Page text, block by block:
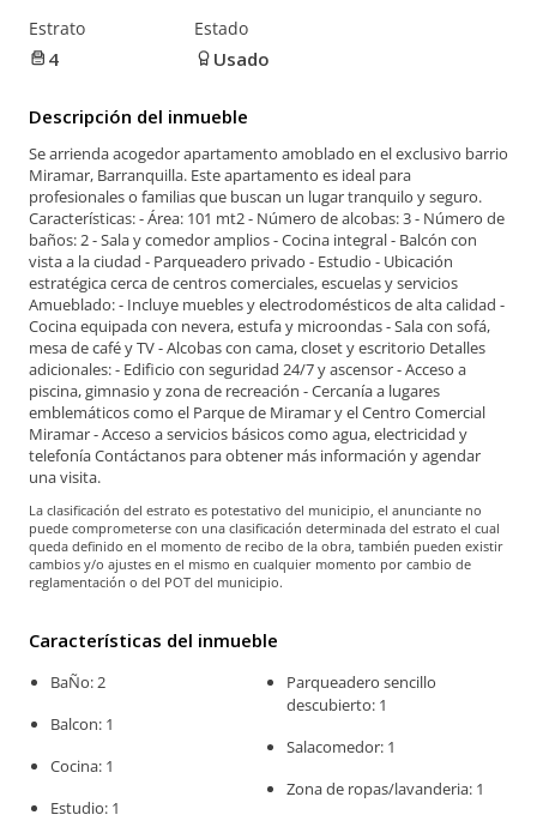
Estrato
4
Estado
Usado
Descripción del inmueble
Se arrienda acogedor apartamento amoblado en el exclusivo barrio
Miramar, Barranquilla. Este apartamento es ideal para
profesionales o familias que buscan un lugar tranquilo y seguro.
Características: - Área: 101 mt2 - Número de alcobas: 3 - Número de
baños: 2 - Sala y comedor amplios - Cocina integral - Balcón con
vista a la ciudad - Parqueadero privado - Estudio - Ubicación
estratégica cerca de centros comerciales, escuelas y servicios
Amueblado: - Incluye muebles y electrodomésticos de alta calidad -
Cocina equipada con nevera, estufa y microondas - Sala con sofá,
mesa de café y TV - Alcobas con cama, closet y escritorio Detalles
adicionales: - Edificio con seguridad 24/7 y ascensor - Acceso a
piscina, gimnasio y zona de recreación - Cercanía a lugares
emblemáticos como el Parque de Miramar y el Centro Comercial
Miramar - Acceso a servicios básicos como agua, electricidad y
telefonía Contáctanos para obtener más información y agendar
una visita.
La clasificación del estrato es potestativo del municipio, el anunciante no
puede comprometerse con una clasificación determinada del estrato el cual
queda definido en el momento de recibo de la obra, también pueden existir
cambios y/o ajustes en el mismo en cualquier momento por cambio de
reglamentación o del POT del municipio.
Características del inmueble
BaÑo: 2
Balcon: 1
Cocina: 1
Estudio: 1
Parqueadero sencillo
descubierto: 1
Salacomedor: 1
Zona de ropas/lavanderia: 1